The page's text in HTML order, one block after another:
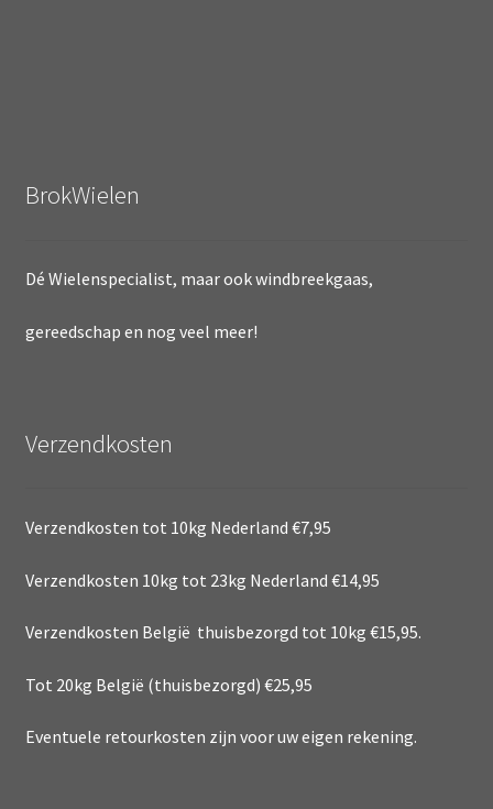
BrokWielen
Dé Wielenspecialist, maar ook windbreekgaas,
gereedschap en nog veel meer!
Verzendkosten
Verzendkosten tot 10kg Nederland €7,95
Verzendkosten 10kg tot 23kg Nederland €14,95
Verzendkosten België thuisbezorgd tot 10kg €15,95.
Tot 20kg België (thuisbezorgd) €25,95
Eventuele retourkosten zijn voor uw eigen rekening.